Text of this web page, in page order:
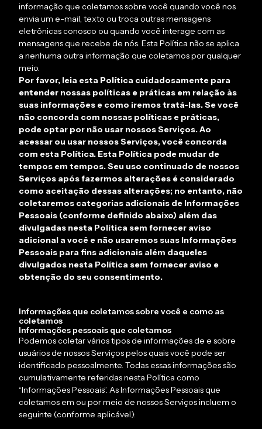
informação que coletamos sobre você quando você nos
envia um e-mail, texto ou troca outras mensagens
eletrônicas conosco ou quando você interage com as
mensagens que recebe de nós. Esta Política não se aplica
a nenhuma outra informação que coletamos por qualquer
meio.
Por favor, leia esta Política cuidadosamente para
entender nossas políticas e práticas em relação às
suas informações e como iremos tratá-las. Se você
não concorda com nossas políticas e práticas,
pode optar por não usar nossos Serviços. Ao
acessar ou usar nossos Serviços, você concorda
com esta Política. Esta Política pode mudar de
tempos em tempos. Seu uso continuado de nossos
Serviços após fazermos alterações é considerado
como aceitação dessas alterações; no entanto, não
coletaremos categorias adicionais de Informações
Pessoais (conforme definido abaixo) além das
divulgadas nesta Política sem fornecer aviso
adicional a você e não usaremos suas Informações
Pessoais para fins adicionais além daqueles
divulgados nesta Política sem fornecer aviso e
obtenção do seu consentimento.
Informações que coletamos sobre você e como as
coletamos
Informações pessoais que coletamos
Podemos coletar vários tipos de informações de e sobre
usuários de nossos Serviços pelos quais você pode ser
identificado pessoalmente. Todas essas informações são
cumulativamente referidas nesta Política como
“Informações Pessoais”. As Informações Pessoais que
coletamos em ou por meio de nossos Serviços incluem o
seguinte (conforme aplicável):